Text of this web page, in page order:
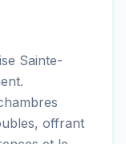
Sainte-
offrant